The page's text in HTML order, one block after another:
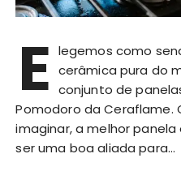
E legemos como
cerâmica pura do
conjunto de
Pomodoro da Ceraflame.
imaginar, a melhor
ser uma boa aliada para…